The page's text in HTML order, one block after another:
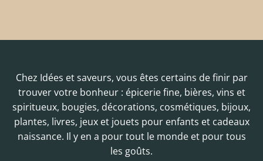
Chez Idées et saveurs, vous êtes certains de finir par
trouver votre bonheur : épicerie fine, bières, vins et
spiritueux, bougies, décorations, cosmétiques, bijoux,
plantes, livres, jeux et jouets pour enfants et cadeaux
naissance. Il y en a pour tout le monde et pour tous
les goûts.